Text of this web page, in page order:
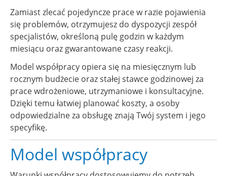
Zamiast zlecać pojedyncze prace w razie pojawienia
się problemów, otrzymujesz do dyspozycji zespół
specjalistów, określoną pulę godzin w każdym
miesiącu oraz gwarantowane czasy reakcji.
Model współpracy opiera się na miesięcznym lub
rocznym budżecie oraz stałej stawce godzinowej za
prace wdrożeniowe, utrzymaniowe i konsultacyjne.
Dzięki temu łatwiej planować koszty, a osoby
odpowiedzialne za obsługę znają Twój system i jego
specyfikę.
Model współpracy